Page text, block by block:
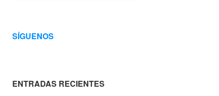
SÍGUENOS
ENTRADAS RECIENTES